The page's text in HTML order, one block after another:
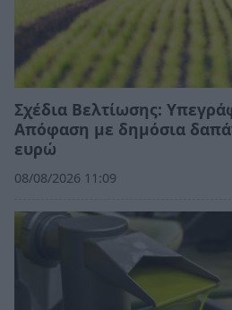
Σχέδια Βελτίωσης:
Απόφαση με δημόσια
ευρώ
08/08/2026 11:09